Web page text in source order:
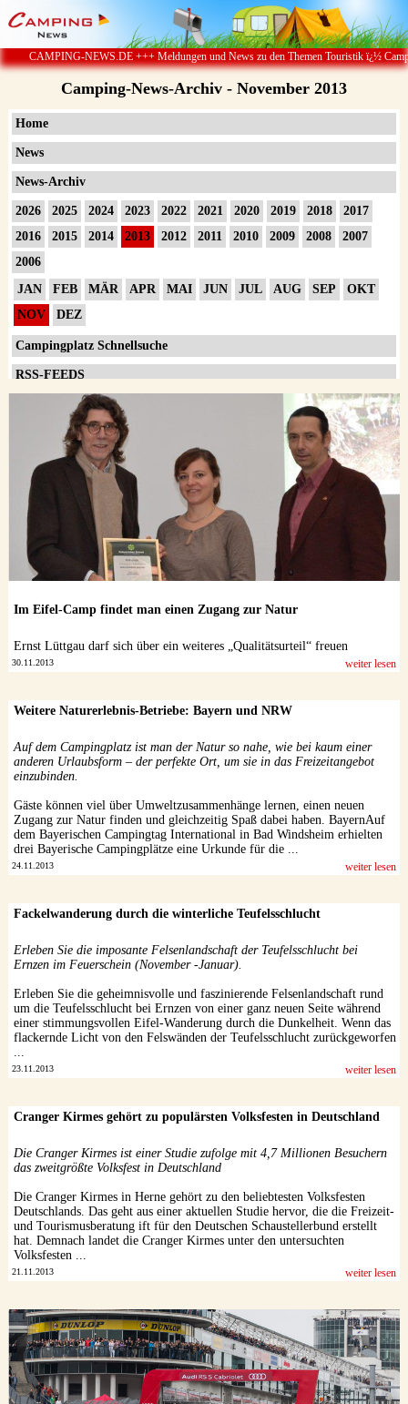
+++ Meldungen und News zu den Themen Touristik ï¿½ Camping & Caravan
Camping-News-Archiv - November 2013
Home
News
News-Archiv
2026 2025 2024 2023 2022 2021 2020 2019 2018
2017
2016
2015 2014 2013 2012 2011 2010 2009 2008
2007
2006
JAN
FEB MÄR APR MAI JUN JUL AUG SEP
OKT
NOV
DEZ
Campingplatz Schnellsuche
RSS-FEEDS
Datenschutzerklärung
Im Eifel-Camp findet man einen Zugang zur Natur
Ernst Lüttgau darf sich über ein weiteres „Qualitätsurteil“ freuen
30.11.2013 weiter lesen
Weitere Naturerlebnis-Betriebe: Bayern und NRW
Auf dem Campingplatz ist man der Natur so nahe, wie bei kaum einer
anderen Urlaubsform – der perfekte Ort, um sie in das Freizeitangebot
einzubinden.
Gäste können viel über Umweltzusammenhänge lernen, einen neuen
Zugang zur Natur finden und gleichzeitig Spaß dabei haben. BayernAuf
dem Bayerischen Campingtag International in Bad Windsheim erhielten
drei Bayerische Campingplätze eine Urkunde für die ...
24.11.2013 weiter lesen
Fackelwanderung durch die winterliche Teufelsschlucht
Erleben Sie die imposante Felsenlandschaft der Teufelsschlucht bei
Ernzen im Feuerschein (November -Januar).
Erleben Sie die geheimnisvolle und faszinierende Felsenlandschaft rund
um die Teufelsschlucht bei Ernzen von einer ganz neuen Seite während
einer stimmungsvollen Eifel-Wanderung durch die Dunkelheit. Wenn das
flackernde Licht von den Felswänden der Teufelsschlucht zurückgeworfen
...
23.11.2013 weiter lesen
Cranger Kirmes gehört zu populärsten Volksfesten in Deutschland
Die Cranger Kirmes ist einer Studie zufolge mit 4,7 Millionen Besuchern
das zweitgrößte Volksfest in Deutschland
Die Cranger Kirmes in Herne gehört zu den beliebtesten Volksfesten
Deutschlands. Das geht aus einer aktuellen Studie hervor, die die Freizeit-
und Tourismusberatung ift für den Deutschen Schaustellerbund erstellt
hat. Demnach landet die Cranger Kirmes unter den untersuchten
Volksfesten ...
21.11.2013 weiter lesen